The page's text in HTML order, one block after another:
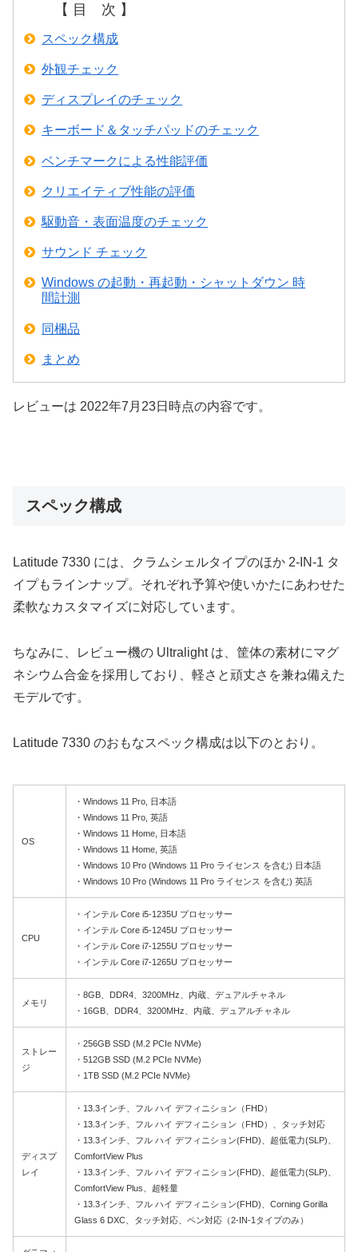
【 目 次 】
スペック構成
外観チェック
ディスプレイのチェック
キーボード＆タッチパッドのチェック
ベンチマークによる性能評価
クリエイティブ性能の評価
駆動音・表面温度のチェック
サウンド チェック
Windows の起動・再起動・シャットダウン 時
間計測
同梱品
まとめ
レビューは 2022年7月23日時点の内容です。
スペック構成
Latitude 7330 には、クラムシェルタイプのほか 2-IN-1 タ
イプもラインナップ。それぞれ予算や使いかたにあわせた
柔軟なカスタマイズに対応しています。
ちなみに、レビュー機の Ultralight は、筐体の素材にマグ
ネシウム合金を採用しており、軽さと頑丈さを兼ね備えた
モデルです。
Latitude 7330 のおもなスペック構成は以下のとおり。
OS
・Windows 11 Pro, 日本語
・Windows 11 Pro, 英語
・Windows 11 Home, 日本語
・Windows 11 Home, 英語
・Windows 10 Pro (Windows 11 Pro ライセンス を含む) 日本語
・Windows 10 Pro (Windows 11 Pro ライセンス を含む) 英語
CPU
・インテル Core i5-1235U プロセッサー
・インテル Core i5-1245U プロセッサー
・インテル Core i7-1255U プロセッサー
・インテル Core i7-1265U プロセッサー
メモリ
・8GB、DDR4、3200MHz、内蔵、デュアルチャネル
・16GB、DDR4、3200MHz、内蔵、デュアルチャネル
ストレー
ジ
・256GB SSD (M.2 PCIe NVMe)
・512GB SSD (M.2 PCIe NVMe)
・1TB SSD (M.2 PCIe NVMe)
ディスプ
レイ
・13.3インチ、フル ハイ デフィニション（FHD）
・13.3インチ、フル ハイ デフィニション（FHD）、タッチ対応
・13.3インチ、フル ハイ デフィニション(FHD)、超低電力(SLP)、
ComfortView Plus
・13.3インチ、フル ハイ デフィニション(FHD)、超低電力(SLP)、
ComfortView Plus、超軽量
・13.3インチ、フル ハイ デフィニション(FHD)、Corning Gorilla
Glass 6 DXC、タッチ対応、ペン対応（2-IN-1タイプのみ）